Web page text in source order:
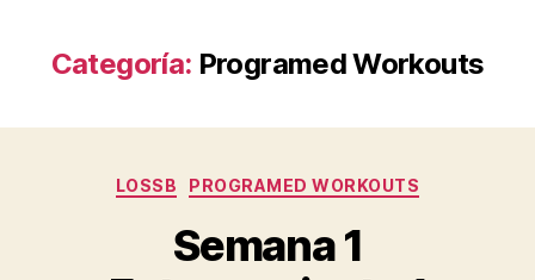
Categoría: Programed Workouts
Categorías
LOSSB PROGRAMED WORKOUTS
Semana 1